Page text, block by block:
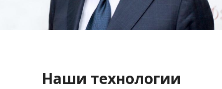
Наши технологии